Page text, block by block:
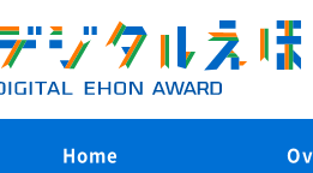
Home